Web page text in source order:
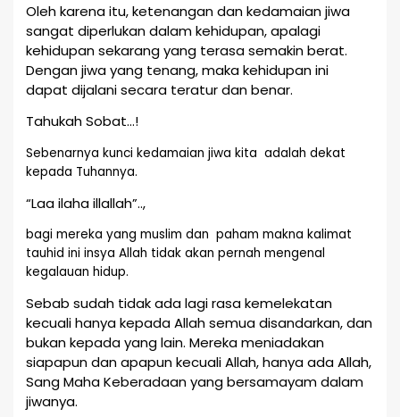
Oleh karena itu, ketenangan dan kedamaian jiwa
sangat diperlukan dalam kehidupan, apalagi
kehidupan sekarang yang terasa semakin berat.
Dengan jiwa yang tenang, maka kehidupan ini
dapat dijalani secara teratur dan benar.
Tahukah Sobat…!
Sebenarnya kunci kedamaian jiwa kita adalah dekat
kepada Tuhannya.
“Laa ilaha illallah”..,
bagi mereka yang muslim dan paham makna kalimat
tauhid ini insya Allah tidak akan pernah mengenal
kegalauan hidup.
Sebab sudah tidak ada lagi rasa kemelekatan
kecuali hanya kepada Allah semua disandarkan, dan
bukan kepada yang lain. Mereka meniadakan
siapapun dan apapun kecuali Allah, hanya ada Allah,
Sang Maha Keberadaan yang bersamayam dalam
jiwanya.